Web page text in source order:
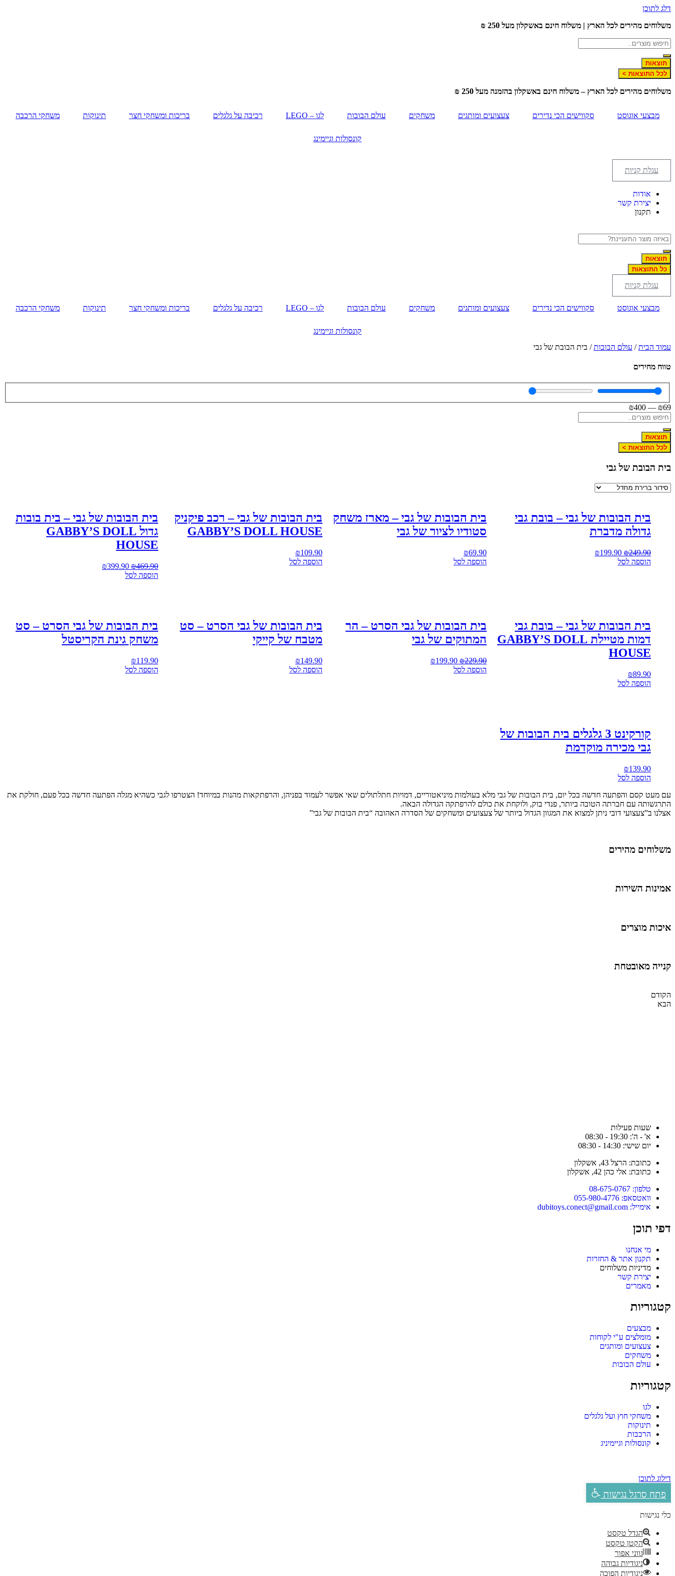
דלג לתוכן
משלוחים מהירים לכל הארץ | משלוח חינם באשקלון מעל 250 ₪
תוצאות
לכל התוצאות >
משלוחים מהירים לכל הארץ – משלוח חינם באשקלון בהזמנה מעל 250 ₪
מבצעי אוגוסט סקווישים הכי נדירים צעצועים ומותגים משחקים עולם הבובות לגו – LEGO רכיבה על גלגלים בריכות ומשחקי חצר תינוקות משחקי הרכבה
קונסולות וגיימינג
עגלת קניות
אודות
יצירת קשר
תקנון
תוצאות
כל התוצאות
עגלת קניות
מבצעי אוגוסט סקווישים הכי נדירים צעצועים ומותגים משחקים עולם הבובות לגו – LEGO רכיבה על גלגלים בריכות ומשחקי חצר תינוקות משחקי הרכבה
קונסולות וגיימינג
עמוד הבית/ עולם הבובות/ בית הבובת של גבי
טווח מחירים
₪69
—
₪400
תוצאות
לכל התוצאות >
בית הבובת של גבי
בית הבובות של גבי – בובת גבי
גדולה מדברת
₪249.90
₪199.90
הוספה לסל
בית הבובות של גבי – מארז משחק
סטודיו לציור של גבי
₪69.90
הוספה לסל
בית הבובות של גבי – רכב פיקניק
GABBY’S DOLL HOUSE
₪109.90
הוספה לסל
בית הבובות של גבי – בית בובות
גדול GABBY’S DOLL
HOUSE
₪469.90
₪399.90
הוספה לסל
בית הבובות של גבי – בובת גבי
דמות מטיילת GABBY’S DOLL
HOUSE
₪89.90
הוספה לסל
בית הבובות של גבי הסרט – הר
המתוקים של גבי
₪229.90
₪199.90
הוספה לסל
בית הבובות של גבי הסרט – סט
מטבח של קייקי
₪149.90
הוספה לסל
בית הבובות של גבי הסרט – סט
משחק גינת הקריסטל
₪119.90
הוספה לסל
קורקינט 3 גלגלים בית הבובות של
גבי מכירה מוקדמת
₪139.90
הוספה לסל
עם מעט קסם והפתעה חדשה בכל יום, בית הבובות של גבי מלא בעולמות מיניאטוריים, דמויות חתלתולים שאי אפשר לעמוד בפניהן, והרפתקאות מהנות במיוחד! הצטרפו לגבי כשהיא מגלה הפתעה חדשה בכל פעם, חולקת את
התרגשותה עם חברתה הטובה ביותר, פנדי בוק, ולוקחת את כולם להרפתקה הגדולה הבאה.
אצלנו ב”צעצועי דובי ניתן למצוא את המגוון הגדול ביותר של צעצועים ומשחקים של הסדרה האהובה “בית הבובות של גבי”
משלוחים מהירים
אמינות השירות
איכות מוצרים
קנייה מאובטחת
הקודם
הבא
שעות פעילות
א' - ה': 19:30 - 08:30
יום שישי: 14:30 - 08:30
כתובת: הרצל 43, אשקלון
כתובת: אלי כהן 42, אשקלון
טלפון: 08-675-0767
וואטסאפ: 055-980-4776
אימייל: dubitoys.conect@gmail.com
דפי תוכן
מי אנחנו
תקנון אתר & החזרות
מדיניות משלוחים
יצירת קשר
מאמרים
קטגוריות
מבצעים
מומלצים ע"י לקוחות
צעצועים ומותגים
משחקים
עולם הבובות
קטגוריות
לגו
משחקי חוץ ועל גלגלים
תינוקות
הרכבות
קונסולות וגיימיניג
דילוג לתוכן
פתח סרגל נגישות
כלי נגישות
הגדל טקסט
הקטן טקסט
גווני אפור
ניגודיות גבוהה
ניגודיות הפוכה